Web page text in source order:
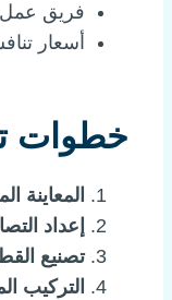
فريق عمل
أسعار
خطوات
المعاينة
إعداد
تصنيع
التركيب